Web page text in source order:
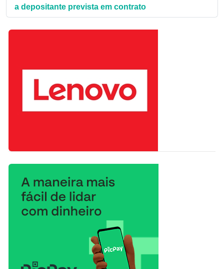
a depositante prevista em contrato